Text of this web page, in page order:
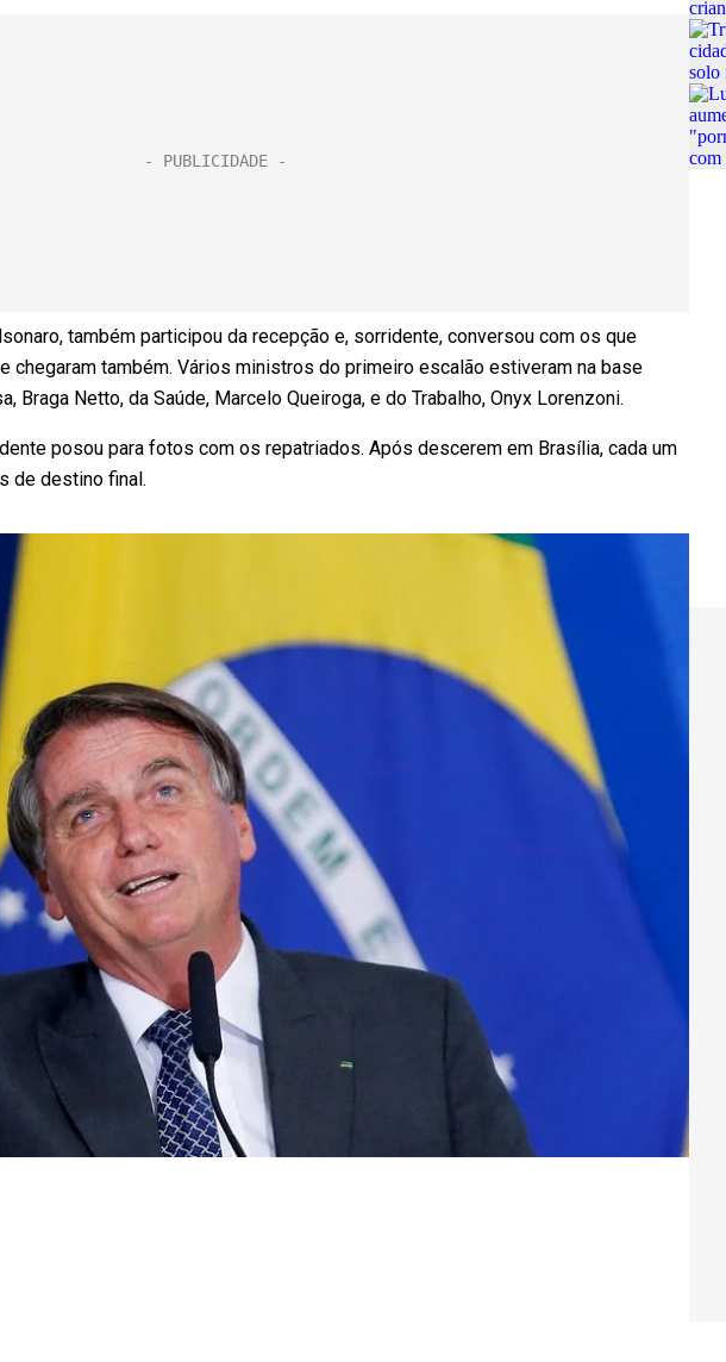
também participou da recepção e, sorridente, conversou com os que
chegaram também. Vários ministros do primeiro escalão estiveram na base
Braga Netto, da Saúde, Marcelo Queiroga, e do Trabalho, Onyx Lorenzoni.
posou para fotos com os repatriados. Após descerem em Brasília, cada um
de destino final.